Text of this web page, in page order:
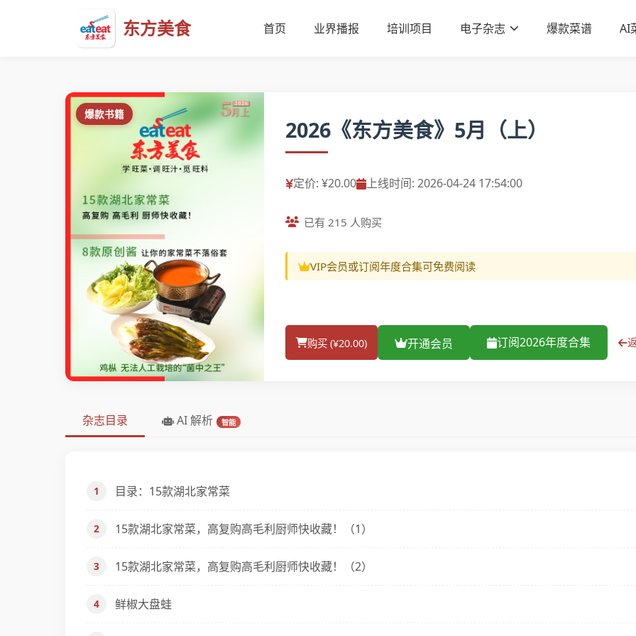
东方美食 首页 业界播报 培训项目 电子杂志 爆款菜谱 AI
爆款书籍
2026《东方美食》5月（上）
定价: ¥20.00 上线时间: 2026-04-24 17:54:00
已有 215 人购买
VIP会员或订阅年度合集可免费阅读
购买 (¥20.00) 开通会员 订阅2026年度合集
杂志目录 AI 解析 智能
目录：15款湖北家常菜
15款湖北家常菜，高复购高毛利厨师快收藏！（1）
15款湖北家常菜，高复购高毛利厨师快收藏！（2）
鲜椒大盘蛙